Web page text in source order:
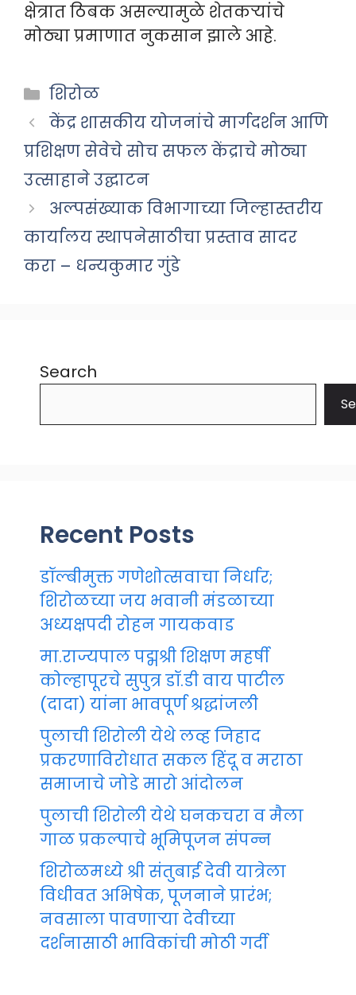
क्षेत्रात ठिबक असल्यामुळे शेतकऱ्यांचे
मोठ्या प्रमाणात नुकसान झाले आहे.
Categories
शिरोळ
केंद्र शासकीय योजनांचे मार्गदर्शन आणि
प्रशिक्षण सेवेचे सोच सफल केंद्राचे मोठ्या
उत्साहाने उद्घाटन
अल्पसंख्याक विभागाच्या जिल्हास्तरीय
कार्यालय स्थापनेसाठीचा प्रस्ताव सादर
करा – धन्यकुमार गुंडे
Search
Recent Posts
डॉल्बीमुक्त गणेशोत्सवाचा निर्धार;
शिरोळच्या जय भवानी मंडळाच्या
अध्यक्षपदी रोहन गायकवाड
मा.राज्यपाल पद्मश्री शिक्षण महर्षी
कोल्हापूरचे सुपुत्र डॉ.डी वाय पाटील
(दादा) यांना भावपूर्ण श्रद्धांजली
पुलाची शिरोली येथे लव्ह जिहाद
प्रकरणाविरोधात सकल हिंदू व मराठा
समाजाचे जोडे मारो आंदोलन
पुलाची शिरोली येथे घनकचरा व मैला
गाळ प्रकल्पाचे भूमिपूजन संपन्न
शिरोळमध्ये श्री संतुबाई देवी यात्रेला
विधीवत अभिषेक, पूजनाने प्रारंभ;
नवसाला पावणाऱ्या देवीच्या
दर्शनासाठी भाविकांची मोठी गर्दी